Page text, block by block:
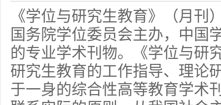
《学位与研究生教育》（月
国务院学位委员会主办，中国
的专业学术刊物。《学位与研
研究生教育的工作指导、理论
于一身的综合性高等教育学术